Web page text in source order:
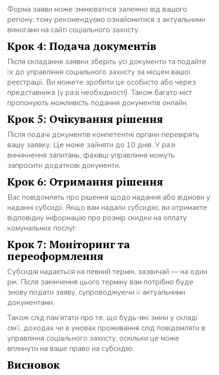
Форма заяви може змінюватися залежно від вашого
регіону, тому рекомендуємо ознайомитися з актуальними
вимогами на сайті соціального захисту.
Крок 4: Подача документів
Після складання заявки зберіть усі документи та подайте
їх до управління соціального захисту за місцем вашої
реєстрації. Ви можете зробити це особисто або через
представника (у разі необхідності). Також багато міст
пропонують можливість подання документів онлайн.
Крок 5: Очікування рішення
Після подачі документів компетентні органи перевірять
вашу заявку. Це може зайняти до 10 днів. У разі
виникнення запитань, фахівці управління можуть
запросити додаткові документи.
Крок 6: Отримання рішення
Вас повідомлять про рішення щодо надання або відмови у
наданні субсидії. Якщо вам надали субсидію, ви отримаєте
відповідну інформацію про розмір скидки на оплату
комунальних послуг.
Крок 7: Моніторинг та
переоформлення
Субсидія надається на певний термін, зазвичай — на один
рік. Після закінчення цього терміну вам потрібно буде
знову подати заяву, супроводжуючи її актуальними
документами.
Також слід пам’ятати про те, що будь-які зміни у складі
сім’ї, доходах чи в умовах проживання слід повідомляти в
управління соціального захисту, оскільки це може
вплинути на ваше право на субсидію.
Висновок